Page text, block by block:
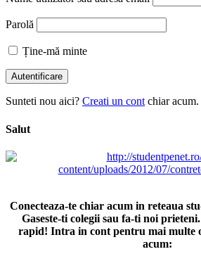
Parolă
Ține-mă minte
Sunteti nou aici? Creati un cont chiar
Salut
Conecteaza-te chiar acum in reteaua
Gaseste-ti colegii sau fa-ti noi
rapid! Intra in cont pentru mai multe
acum: